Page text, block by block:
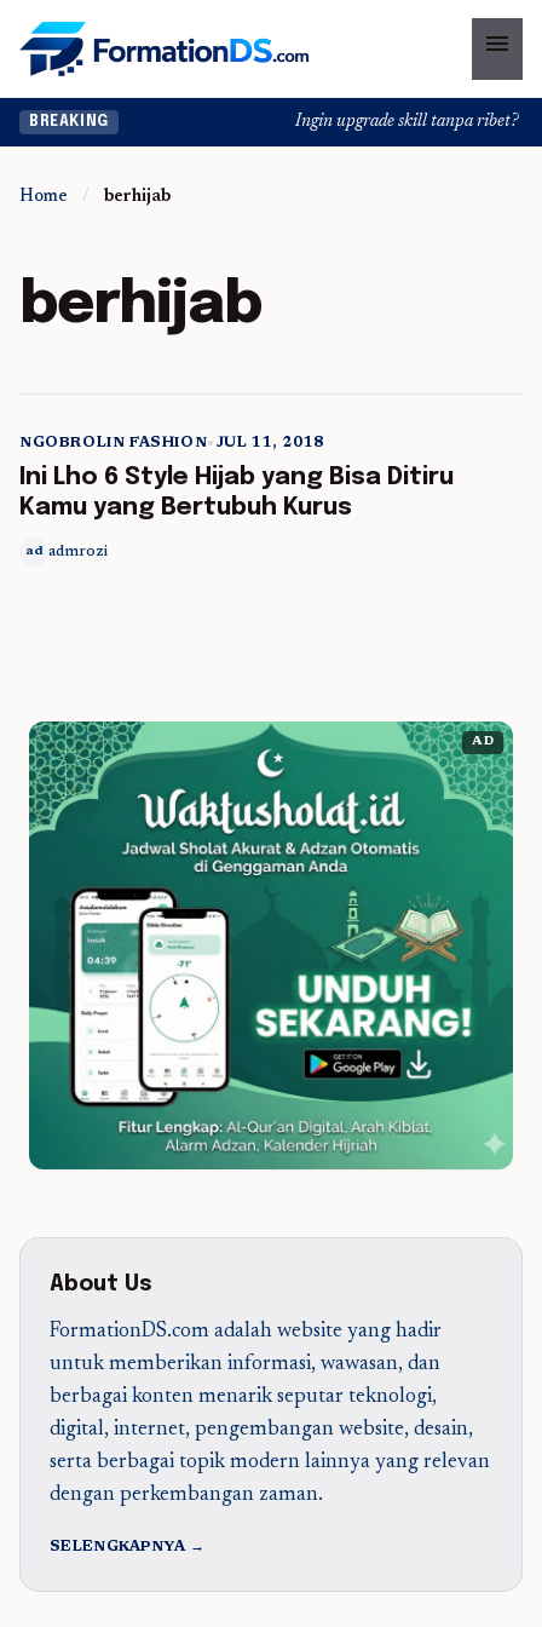
menu
BREAKING Ingin upgrade skill tanpa ribet?
Home / berhijab
berhijab
5 min read
NGOBROLIN FASHION• JUL 11, 2018
Ini Lho 6 Style Hijab yang Bisa Ditiru
Kamu yang Bertubuh Kurus
ad admrozi
AD
About Us
FormationDS.com adalah website yang hadir
untuk memberikan informasi, wawasan, dan
berbagai konten menarik seputar teknologi,
digital, internet, pengembangan website, desain,
serta berbagai topik modern lainnya yang relevan
dengan perkembangan zaman.
SELENGKAPNYA →